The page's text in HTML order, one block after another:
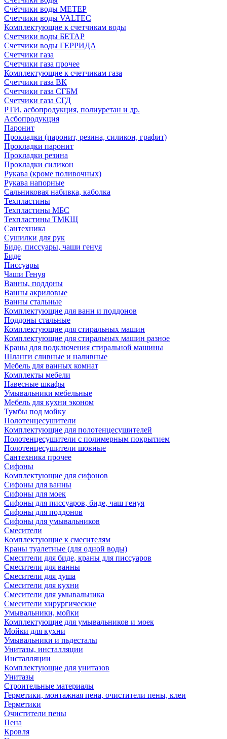
Счётчики воды МЕТЕР
Счетчики воды VALTEC
Комплектующие к счетчикам воды
Счетчики воды БЕТАР
Счетчики воды ГЕРРИДА
Счетчики газа
Счетчики газа прочее
Комплектующие к счетчикам газа
Счетчики газа ВК
Счетчики газа СГБМ
Счетчики газа СГД
РТИ, асбопродукция, полиуретан и др.
Асбопродукция
Паронит
Прокладки (паронит, резина, силикон, графит)
Прокладки паронит
Прокладки резина
Прокладки силикон
Рукава (кроме поливочных)
Рукава напорные
Сальниковая набивка, каболка
Техпластины
Техпластины МБС
Техпластины ТМКЩ
Сантехника
Сушилки для рук
Биде, писсуары, чаши генуя
Биде
Писсуары
Чаши Генуя
Ванны, поддоны
Ванны акриловые
Ванны стальные
Комплектующие для ванн и поддонов
Поддоны стальные
Комплектующие для стиральных машин
Комплектующие для стиральных машин разное
Краны для подключения стиральной машины
Шланги сливные и наливные
Мебель для ванных комнат
Комплекты мебели
Навесные шкафы
Умывальники мебельные
Мебель для кухни эконом
Тумбы под мойку
Полотенцесушители
Комплектующие для полотенцесушителей
Полотенцесушители с полимерным покрытием
Полотенцесушители шовные
Сантехника прочее
Сифоны
Комплектующие для сифонов
Сифоны для ванны
Сифоны для моек
Сифоны для писсуаров, биде, чаш генуя
Сифоны для поддонов
Сифоны для умывальников
Смесители
Комплектующие к смесителям
Краны туалетные (для одной воды)
Смесители для биде, краны для писсуаров
Смесители для ванны
Смесители для душа
Смесители для кухни
Смесители для умывальника
Смесители хирургические
Умывальники, мойки
Комплектующие для умывальников и моек
Мойки для кухни
Умывальники и пьдесталы
Унитазы, инсталляции
Инсталляции
Комплектующие для унитазов
Унитазы
Строительные материалы
Герметики, монтажная пена, очистители пены, клеи
Герметики
Очистители пены
Пена
Кровля